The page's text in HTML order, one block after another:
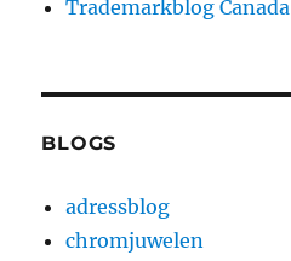
Trademarkblog Canada
BLOGS
adressblog
chromjuwelen